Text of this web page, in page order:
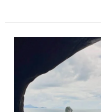
Versteckter